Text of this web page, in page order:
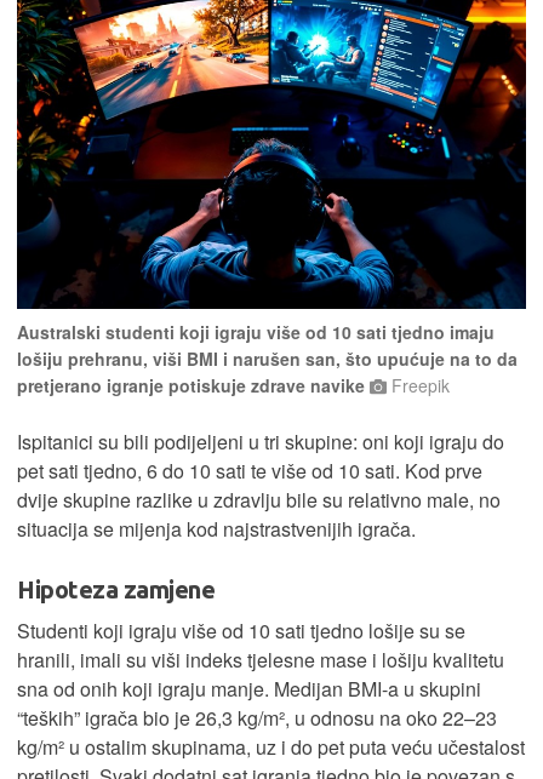
Australski studenti koji igraju više od 10 sati tjedno imaju
lošiju prehranu, viši BMI i narušen san, što upućuje na to da
pretjerano igranje potiskuje zdrave navike
Freepik
Ispitanici su bili podijeljeni u tri skupine: oni koji igraju do
pet sati tjedno, 6 do 10 sati te više od 10 sati. Kod prve
dvije skupine razlike u zdravlju bile su relativno male, no
situacija se mijenja kod najstrastvenijih igrača.
Hipoteza zamjene
Studenti koji igraju više od 10 sati tjedno lošije su se
hranili, imali su viši indeks tjelesne mase i lošiju kvalitetu
sna od onih koji igraju manje. Medijan BMI-a u skupini
“teških” igrača bio je 26,3 kg/m², u odnosu na oko 22–23
kg/m² u ostalim skupinama, uz i do pet puta veću učestalost